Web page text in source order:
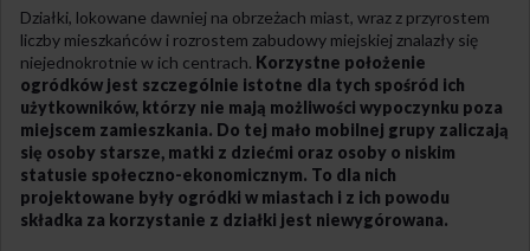
Działki, lokowane dawniej na obrzeżach miast, wraz z przyrostem
liczby mieszkańców i rozrostem zabudowy miejskiej znalazły się
niejednokrotnie w ich centrach. Korzystne położenie
ogródków jest szczególnie istotne dla tych spośród ich
użytkowników, którzy nie mają możliwości wypoczynku poza
miejscem zamieszkania. Do tej mało mobilnej grupy zaliczają
się osoby starsze, matki z dziećmi oraz osoby o niskim
statusie społeczno-ekonomicznym. To dla nich
projektowane były ogródki w miastach i z ich powodu
składka za korzystanie z działki jest niewygórowana.